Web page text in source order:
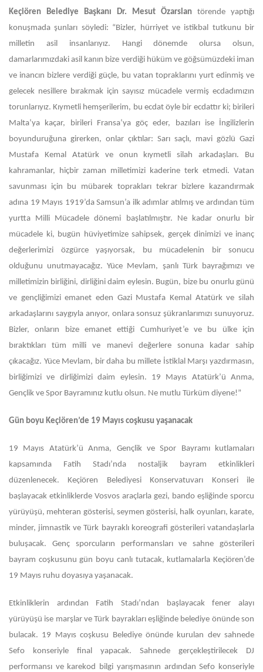
Keçiören Belediye Başkanı Dr. Mesut Özarslan törende yaptığı
konuşmada şunları söyledi: “Bizler, hürriyet ve istikbal tutkunu bir
milletin asil insanlarıyız. Hangi dönemde olursa olsun,
damarlarımızdaki asil kanın bize verdiği hüküm ve göğsümüzdeki iman
ve inancın bizlere verdiği güçle, bu vatan topraklarını yurt edinmiş ve
gelecek nesillere bırakmak için sayısız mücadele vermiş ecdadımızın
torunlarıyız. Kıymetli hemşerilerim, bu ecdat öyle bir ecdattır ki; birileri
Malta’ya kaçar, birileri Fransa’ya göç eder, bazıları ise İngilizlerin
boyunduruğuna girerken, onlar çıktılar: Sarı saçlı, mavi gözlü Gazi
Mustafa Kemal Atatürk ve onun kıymetli silah arkadaşları. Bu
kahramanlar, hiçbir zaman milletimizi kaderine terk etmedi. Vatan
savunması için bu mübarek toprakları tekrar bizlere kazandırmak
adına 19 Mayıs 1919’da Samsun’a ilk adımlar atılmış ve ardından tüm
yurtta Milli Mücadele dönemi başlatılmıştır. Ne kadar onurlu bir
mücadele ki, bugün hüviyetimize sahipsek, gerçek dinimizi ve inanç
değerlerimizi özgürce yaşıyorsak, bu mücadelenin bir sonucu
olduğunu unutmayacağız. Yüce Mevlam, şanlı Türk bayrağımızı ve
milletimizin birliğini, dirliğini daim eylesin. Bugün, bize bu onurlu günü
ve gençliğimizi emanet eden Gazi Mustafa Kemal Atatürk ve silah
arkadaşlarını saygıyla anıyor, onlara sonsuz şükranlarımızı sunuyoruz.
Bizler, onların bize emanet ettiği Cumhuriyet’e ve bu ülke için
bıraktıkları tüm milli ve manevi değerlere sonuna kadar sahip
çıkacağız. Yüce Mevlam, bir daha bu millete İstiklal Marşı yazdırmasın,
birliğimizi ve dirliğimizi daim eylesin. 19 Mayıs Atatürk’ü Anma,
Gençlik ve Spor Bayramınız kutlu olsun. Ne mutlu Türküm diyene!”
Gün boyu Keçiören’de 19 Mayıs coşkusu yaşanacak
19 Mayıs Atatürk’ü Anma, Gençlik ve Spor Bayramı kutlamaları
kapsamında Fatih Stadı’nda nostaljik bayram etkinlikleri
düzenlenecek. Keçiören Belediyesi Konservatuvarı Konseri ile
başlayacak etkinliklerde Vosvos araçlarla gezi, bando eşliğinde sporcu
yürüyüşü, mehteran gösterisi, seymen gösterisi, halk oyunları, karate,
minder, jimnastik ve Türk bayraklı koreografi gösterileri vatandaşlarla
buluşacak. Genç sporcuların performansları ve sahne gösterileri
bayram coşkusunu gün boyu canlı tutacak, kutlamalarla Keçiören’de
19 Mayıs ruhu doyasıya yaşanacak.
Etkinliklerin ardından Fatih Stadı’ndan başlayacak fener alayı
yürüyüşü ise marşlar ve Türk bayrakları eşliğinde belediye önünde son
bulacak. 19 Mayıs coşkusu Belediye önünde kurulan dev sahnede
Sefo konseriyle final yapacak. Sahnede gerçekleştirilecek DJ
performansı ve karekod bilgi yarışmasının ardından Sefo konseriyle